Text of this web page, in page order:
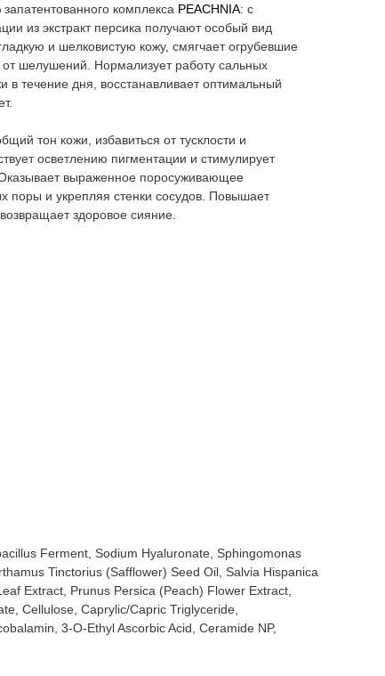
комплекса PEACHNIA: с
из экстракт персика получают особый вид
и шелковистую кожу, смягчает огрубевшие
шелушений. Нормализует работу сальных
в течение дня, восстанавливает оптимальный
тон кожи, избавиться от тусклости и
осветлению пигментации и стимулирует
выраженное поросуживающее
поры и укрепляя стенки сосудов. Повышает
здоровое сияние.
Ferment, Sodium Hyaluronate, Sphingomonas
Tinctorius (Safflower) Seed Oil, Salvia Hispanica
Extract, Prunus Persica (Peach) Flower Extract,
Cellulose, Caprylic/Capric Triglyceride,
3-O-Ethyl Ascorbic Acid, Ceramide NP,